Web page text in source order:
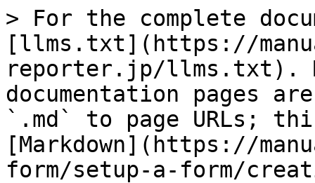
> For the complete
[llms.txt](https://
reporter.jp/llms.txt).
documentation pages
`.md` to page URLs;
[Markdown](https://
form/setup-a-form/